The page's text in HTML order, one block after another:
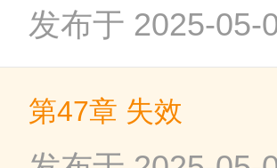
发布于 2025-05-
第47章 失效